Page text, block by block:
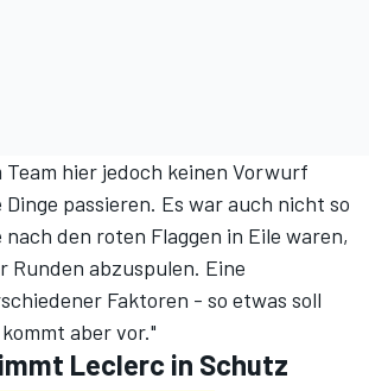
Team hier jedoch keinen Vorwurf
Dinge passieren. Es war auch nicht so
den roten Flaggen in Eile waren,
Runden abzuspulen. Eine
Faktoren - so etwas soll
aber vor."
Leclerc in Schutz